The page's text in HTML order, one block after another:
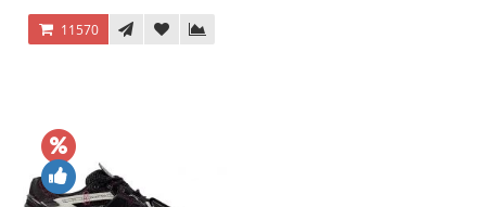
11570